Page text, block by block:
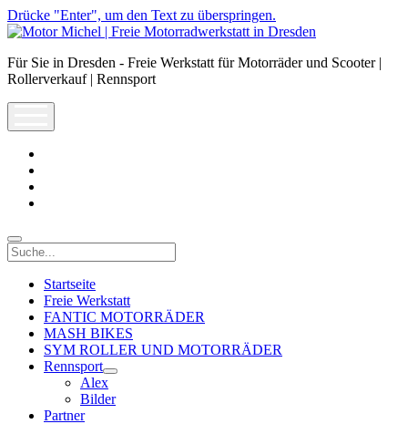
Drücke "Enter", um den Text zu überspringen.
Motor
|
Freie
Dresden
Für Sie in Dresden - Freie Werkstatt für Motorräder und Scooter |
Rollerverkauf | Rennsport
Suche
Startseite
Freie Werkstatt
FANTIC MOTORRÄDER
MASH BIKES
SYM ROLLER UND MOTORRÄDER
Rennsport
open
menu
Alex
Bilder
Partner